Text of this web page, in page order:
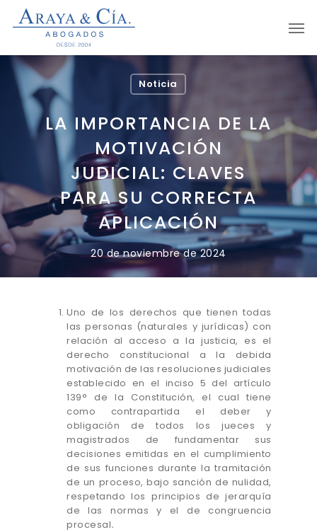
Noticia
LA IMPORTANCIA DE LA
MOTIVACIÓN
JUDICIAL: CLAVES
PARA SU CORRECTA
APLICACIÓN
20 de noviembre de 2024
Uno de los derechos que tienen todas
las personas (naturales y jurídicas) con
relación al acceso a la justicia, es el
derecho constitucional a la debida
motivación de las resoluciones judiciales
establecido en el inciso 5 del artículo
139° de la Constitución, el cual tiene
como contrapartida el deber y
obligación de todos los jueces y
magistrados de fundamentar sus
decisiones emitidas en el cumplimiento
de sus funciones durante la tramitación
de un proceso, bajo sanción de nulidad,
respetando los principios de jerarquía
de las normas y el de congruencia
procesal.